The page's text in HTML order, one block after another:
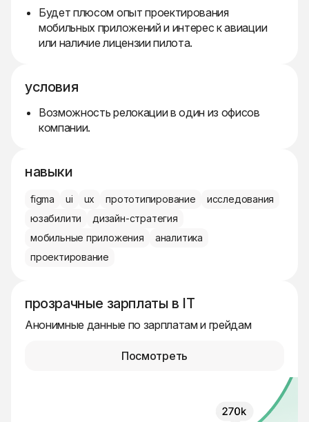
Будет плюсом опыт проектирования
мобильных приложений и интерес к авиации
или наличие лицензии пилота.
условия
Возможность релокации в один из офисов
компании.
навыки
figma ui ux прототипирование
исследования
юзабилити
дизайн-стратегия
мобильные приложения
аналитика
проектирование
прозрачные зарплаты в IT
Анонимные данные по зарплатам и грейдам
Посмотреть